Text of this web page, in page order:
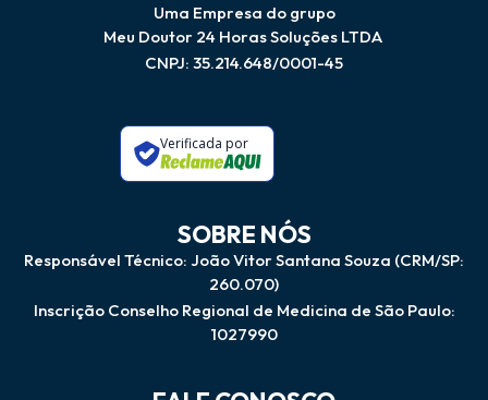
Uma Empresa do grupo
Meu Doutor 24 Horas Soluções LTDA
CNPJ: 35.214.648/0001-45
Verificada por
SOBRE NÓS
Responsável Técnico: João Vitor Santana Souza (CRM/SP:
260.070)
Inscrição Conselho Regional de Medicina de São Paulo:
1027990